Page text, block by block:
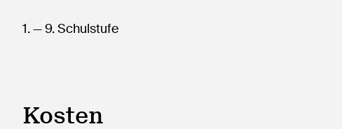
1.— 9.Schulstufe
Kosten